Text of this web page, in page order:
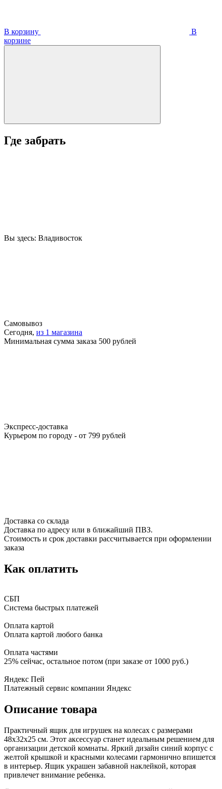
В корзину
В
корзинe
Где забрать
Вы здесь: Владивосток
Самовывоз
Сегодня, из 1 магазина
Минимальная сумма заказа 500 рублей
Экспресс-доставка
Курьером по городу - от 799 рублей
Доставка со склада
Доставка по адресу или в ближайший ПВЗ.
Стоимость и срок доставки рассчитывается при оформлении
заказа
Как оплатить
СБП
Система быстрых платежей
Оплата картой
Оплата картой любого банка
Оплата частями
25% сейчас, остальное потом (при заказе от 1000 руб.)
Яндекс Пей
Платежный сервис компании Яндекс
Описание товара
Практичный ящик для игрушек на колесах с размерами
48х32х25 см. Этот аксессуар станет идеальным решением для
организации детской комнаты. Яркий дизайн синий корпус с
желтой крышкой и красными колесами гармонично впишется
в интерьер. Ящик украшен забавной наклейкой, которая
привлечет внимание ребенка.